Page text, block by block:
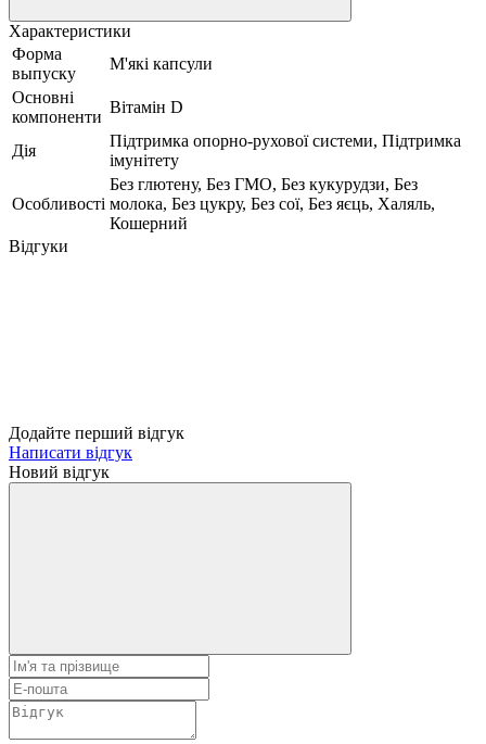
Характеристики
Форма
выпуску
М'які капсули
Основні
компоненти
Вітамін D
Дія
Підтримка опорно-рухової системи, Підтримка
імунітету
Особливості
Без глютену, Без ГМО, Без кукурудзи, Без
молока, Без цукру, Без сої, Без яєць, Халяль,
Кошерний
Відгуки
Додайте перший відгук
Написати відгук
Новий відгук